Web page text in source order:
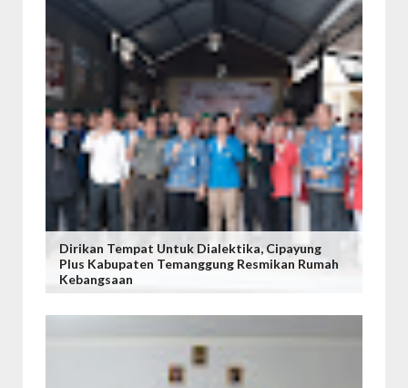
Dirikan Tempat Untuk Dialektika, Cipayung
Plus Kabupaten Temanggung Resmikan Rumah
Kebangsaan